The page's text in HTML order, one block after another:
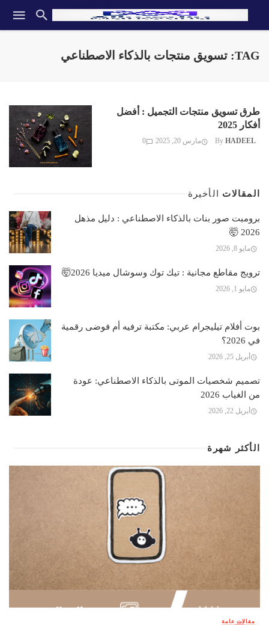
TAG: تسويق منتجات بالذكاء الاصطناعي
طرق تسويق منتجات التجميل : أفضل
أفكار 2025
By HADEEL مارس 20, 2025 0
المقالات الأخيرة
برومبت صور بنات بالذكاء الاصطناعي : دليل مذهل
2026 🤯
مايو 8, 2026
ترويج مقاطع مجانية : تيك توك وسوشال ميديا 2026🤯
مايو 1, 2026
بوت أفلام تيليجرام عربي: مكتبة ترفيه أم فوضى رقمية
في 2026؟
أبريل 25, 2026
تصميم شخصيات الموتى بالذكاء الاصطناعي: عودة
من الغياب 2026
أبريل 22, 2026
الأكثر شهرة
مقالات عامة